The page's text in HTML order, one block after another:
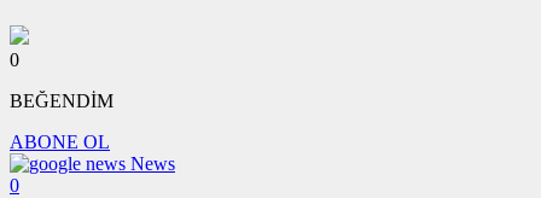
0
BEĞENDİM
ABONE OL
News
0